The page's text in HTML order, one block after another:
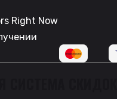
Right Now